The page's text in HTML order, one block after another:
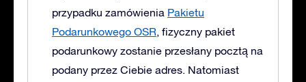
przypadku zamówienia Pakietu
Podarunkowego OSR, fizyczny pakiet
podarunkowy zostanie przesłany pocztą na
podany przez Ciebie adres. Natomiast